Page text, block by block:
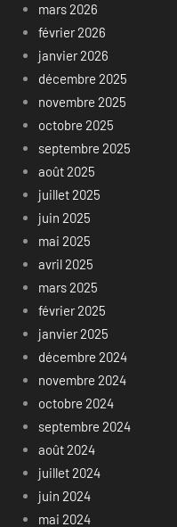
mars 2026
février 2026
janvier 2026
décembre 2025
novembre 2025
octobre 2025
septembre 2025
août 2025
juillet 2025
juin 2025
mai 2025
avril 2025
mars 2025
février 2025
janvier 2025
décembre 2024
novembre 2024
octobre 2024
septembre 2024
août 2024
juillet 2024
juin 2024
mai 2024